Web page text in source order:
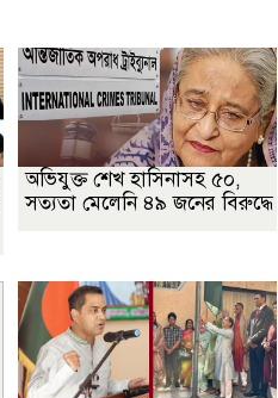
অভিযুক্ত শেখ হাসিনাসহ ৫০,
সত্যতা মেলেনি ৪৯ জনের বিরুদ্ধে